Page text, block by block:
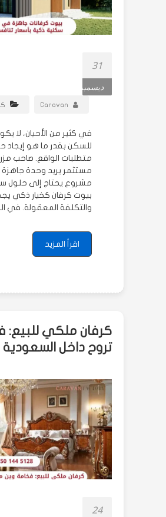
31
ديسمبر
Caravan
في كثير من الأحيان، لا
للسكن بقدر ما هو
متطلبات الواقع. صاحب
مستثمر يريد وحدة جاهزة
مشروع يحتاج إلى حلول
بيوت كرفان كخيار ذكي
والتكلفة المعقولة. في
اقرأ المزيد
كرفان ملكي للبيع:
تروح داخل السعودية
24